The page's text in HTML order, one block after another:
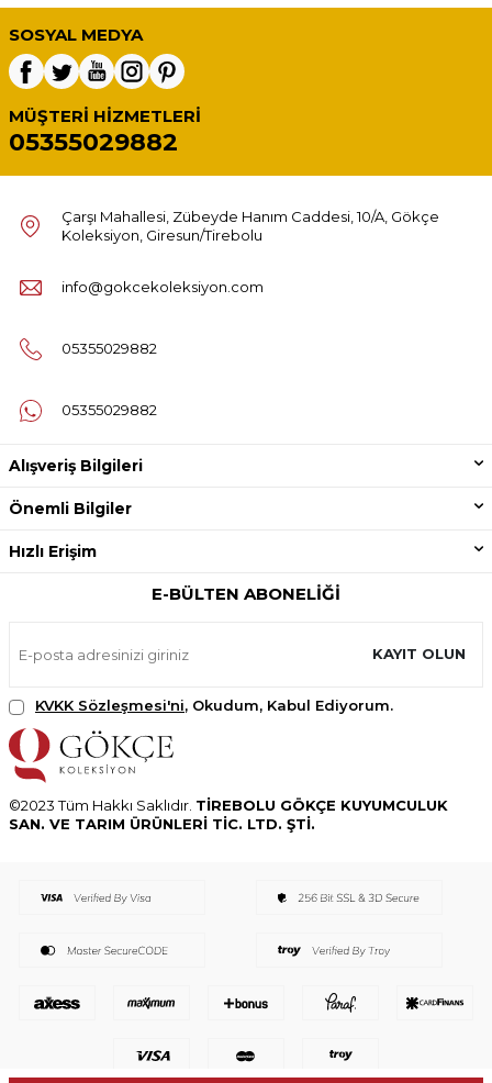
SOSYAL MEDYA
MÜŞTERI HIZMETLERI
05355029882
Çarşı Mahallesi, Zübeyde Hanım Caddesi, 10/A, Gökçe
Koleksiyon, Giresun/Tirebolu
info@gokcekoleksiyon.com
05355029882
05355029882
Alışveriş Bilgileri
Önemli Bilgiler
Hızlı Erişim
E-BÜLTEN ABONELIĞI
KAYIT OLUN
KVKK Sözleşmesi'ni, Okudum, Kabul Ediyorum.
©2023 Tüm Hakkı Saklıdır. TİREBOLU GÖKÇE KUYUMCULUK
SAN. VE TARIM ÜRÜNLERİ TİC. LTD. ŞTİ.